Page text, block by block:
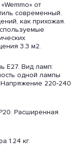
от
современный.
как прихожая.
3.3 м2.
E27. Вид ламп:
одной лампы
Напряжение 220-240
Расширенная
1.24 кг.